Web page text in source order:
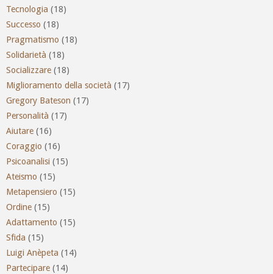
Tecnologia (18)
Successo (18)
Pragmatismo (18)
Solidarietà (18)
Socializzare (18)
Miglioramento della società (17)
Gregory Bateson (17)
Personalità (17)
Aiutare (16)
Coraggio (16)
Psicoanalisi (15)
Ateismo (15)
Metapensiero (15)
Ordine (15)
Adattamento (15)
Sfida (15)
Luigi Anèpeta (14)
Partecipare (14)